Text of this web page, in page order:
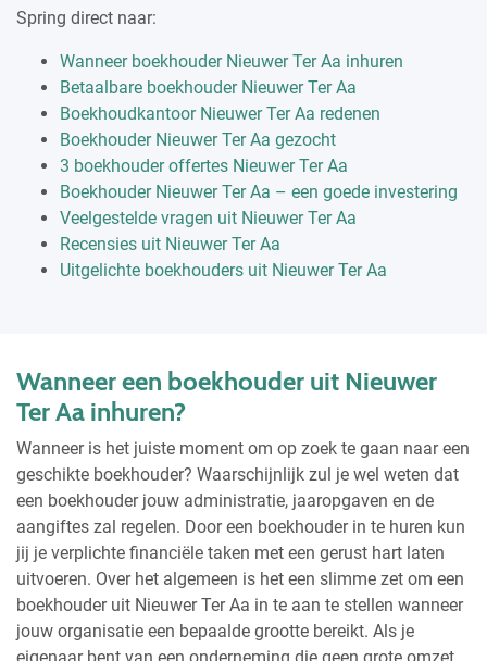
Spring direct naar:
Wanneer boekhouder Nieuwer Ter Aa inhuren
Betaalbare boekhouder Nieuwer Ter Aa
Boekhoudkantoor Nieuwer Ter Aa redenen
Boekhouder Nieuwer Ter Aa gezocht
3 boekhouder offertes Nieuwer Ter Aa
Boekhouder Nieuwer Ter Aa – een goede investering
Veelgestelde vragen uit Nieuwer Ter Aa
Recensies uit Nieuwer Ter Aa
Uitgelichte boekhouders uit Nieuwer Ter Aa
Wanneer een boekhouder uit Nieuwer
Ter Aa inhuren?
Wanneer is het juiste moment om op zoek te gaan naar een
geschikte boekhouder? Waarschijnlijk zul je wel weten dat
een boekhouder jouw administratie, jaaropgaven en de
aangiftes zal regelen. Door een boekhouder in te huren kun
jij je verplichte financiële taken met een gerust hart laten
uitvoeren. Over het algemeen is het een slimme zet om een
boekhouder uit Nieuwer Ter Aa in te aan te stellen wanneer
jouw organisatie een bepaalde grootte bereikt. Als je